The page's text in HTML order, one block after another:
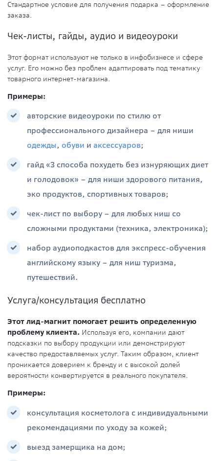
Стандартное условие для получения подарка – оформление
заказа.
Чек-листы, гайды, аудио и видеоуроки
Этот формат используют не только в инфобизнесе и сфере
услуг. Его можно без проблем адаптировать под тематику
товарного интернет-магазина.
Примеры:
авторские видеоуроки по стилю от
профессионального дизайнера – для ниши
одежды, обуви и аксессуаров;
гайд «3 способа похудеть без изнуряющих диет
и голодовок» – для ниши здорового питания,
эко продуктов, спортивных товаров;
чек-лист по выбору – для любых ниш со
сложными продуктами (техника, электроника);
набор аудиоподкастов для экспресс-обучения
английскому языку – для ниш туризма,
путешествий.
Услуга/консультация бесплатно
Этот лид-магнит помогает решить определенную
проблему клиента. Используя его, компании дают
подсказки по выбору продукции или демонстрируют
качество предоставляемых услуг. Таким образом, клиент
проникается доверием к бренду и с высокой долей
вероятности конвертируется в реального покупателя.
Примеры:
консультация косметолога с индивидуальными
рекомендациями по уходу за кожей;
выезд замерщика на дом;